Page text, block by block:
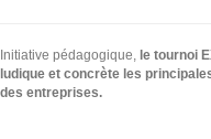
Initiative pédagogique, le tournoi
ludique et concrète les
des entreprises.